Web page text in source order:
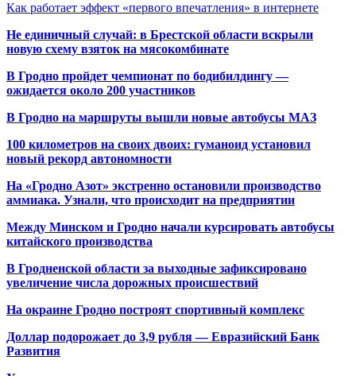
Как работает эффект «первого впечатления» в интернете
Не единичный случай: в Брестской области вскрыли
новую схему взяток на мясокомбинате
В Гродно пройдет чемпионат по бодибилдингу —
ожидается около 200 участников
В Гродно на маршруты вышли новые автобусы МАЗ
100 километров на своих двоих: гуманоид установил
новый рекорд автономности
На «Гродно Азот» экстренно остановили производство
аммиака. Узнали, что происходит на предприятии
Между Минском и Гродно начали курсировать автобусы
китайского производства
В Гродненской области за выходные зафиксировано
увеличение числа дорожных происшествий
На окраине Гродно построят спортивный комплекс
Доллар подорожает до 3,9 рубля — Евразийский Банк
Развития